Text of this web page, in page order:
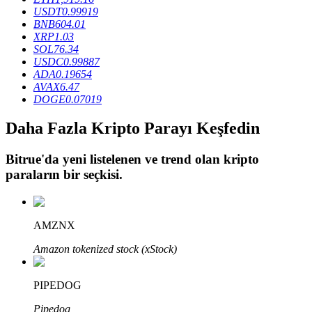
BTR Kilitleme
BTR sahiplerine özel yatırımlar
Krediler
USDT0.99919
BNB604.01
XRP1.03
SOL76.34
USDC0.99887
ADA0.19654
AVAX6.47
DOGE0.07019
Daha Fazla Kripto Parayı Keşfedin
Bitrue'da yeni listelenen ve trend olan kripto
paraların bir seçkisi.
AMZNX
Amazon tokenized stock (xStock)
PIPEDOG
Pipedog